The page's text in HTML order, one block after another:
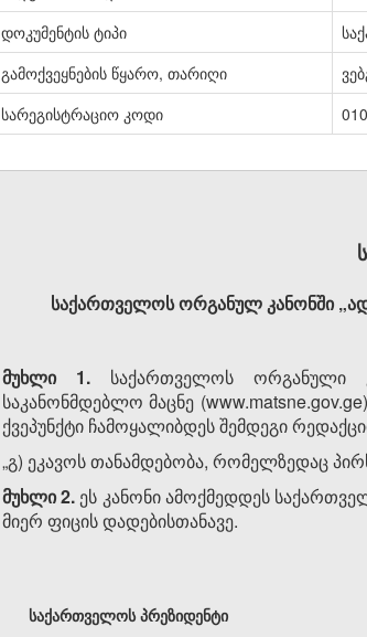
დოკუმენტის ტიპი
გამოქვეყნების წყარო, თარიღი
სარეგისტრაციო კოდი
საქართველოს ორგანულ კანონში
მუხლი 1.საქართველოს ორგანული
საკანონმდებლო მაცნე
ქვეპუნქტი ჩამოყალიბდეს შემდეგი
„გ) ეკავოს თანამდებობა, რომელზედაც
მუხლი 2. ეს კანონი ამოქმედდეს
მიერ ფიცის დადებისთანავე.
საქართველოს პრეზიდენტი